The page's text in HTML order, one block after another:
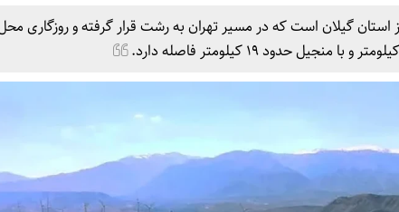
گیلان است که در مسیر تهران به رشت قرار گرفته و روزگاری